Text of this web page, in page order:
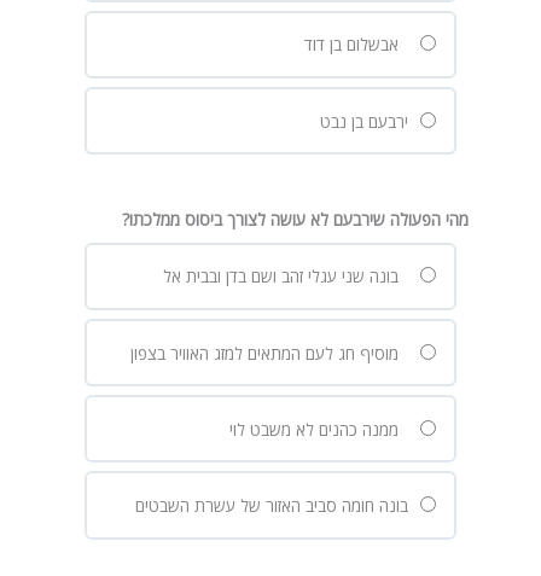
אבשלום בן דוד
ירבעם בן נבט
מהי הפעולה שירבעם לא עושה לצורך ביסוס ממלכתו?
בונה שני עגלי זהב ושם בדן ובבית אל
מוסיף חג לעם המתאים למזג האוויר בצפון
ממנה כהנים לא משבט לוי
בונה חומה סביב האזור של עשרת השבטים